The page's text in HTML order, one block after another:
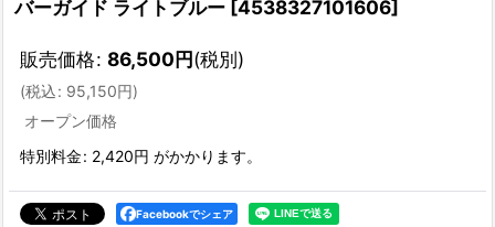
バーガイド ライトブルー [4538327101606]
販売価格: 86,500円(税別)
(税込: 95,150円)
オープン価格
特別料金: 2,420円 がかかります。
Facebookでシェア